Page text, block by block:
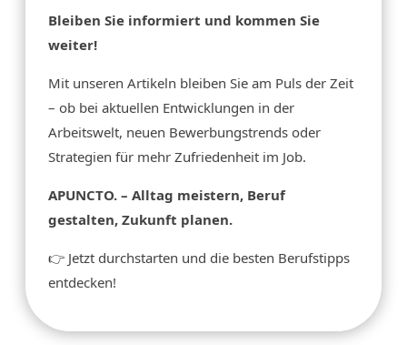
Bleiben Sie informiert und kommen Sie
weiter!
Mit unseren Artikeln bleiben Sie am Puls der Zeit
– ob bei aktuellen Entwicklungen in der
Arbeitswelt, neuen Bewerbungstrends oder
Strategien für mehr Zufriedenheit im Job.
APUNCTO. – Alltag meistern, Beruf
gestalten, Zukunft planen.
👉 Jetzt durchstarten und die besten Berufstipps
entdecken!